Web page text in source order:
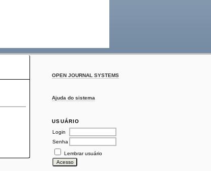
OPEN JOURNAL SYSTEMS
Ajuda do sistema
USUÁRIO
Login
Senha
Lembrar usuário